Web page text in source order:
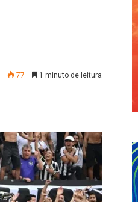
77 1 minuto de leitura